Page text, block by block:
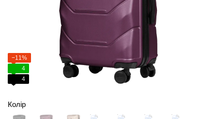
−11%
4
4
Колір